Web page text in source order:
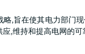
,旨在使其电力部门
,维持和提高电网的可